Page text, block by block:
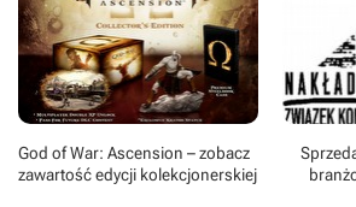
God of War: Ascension – zobacz
zawartość edycji kolekcjonerskiej